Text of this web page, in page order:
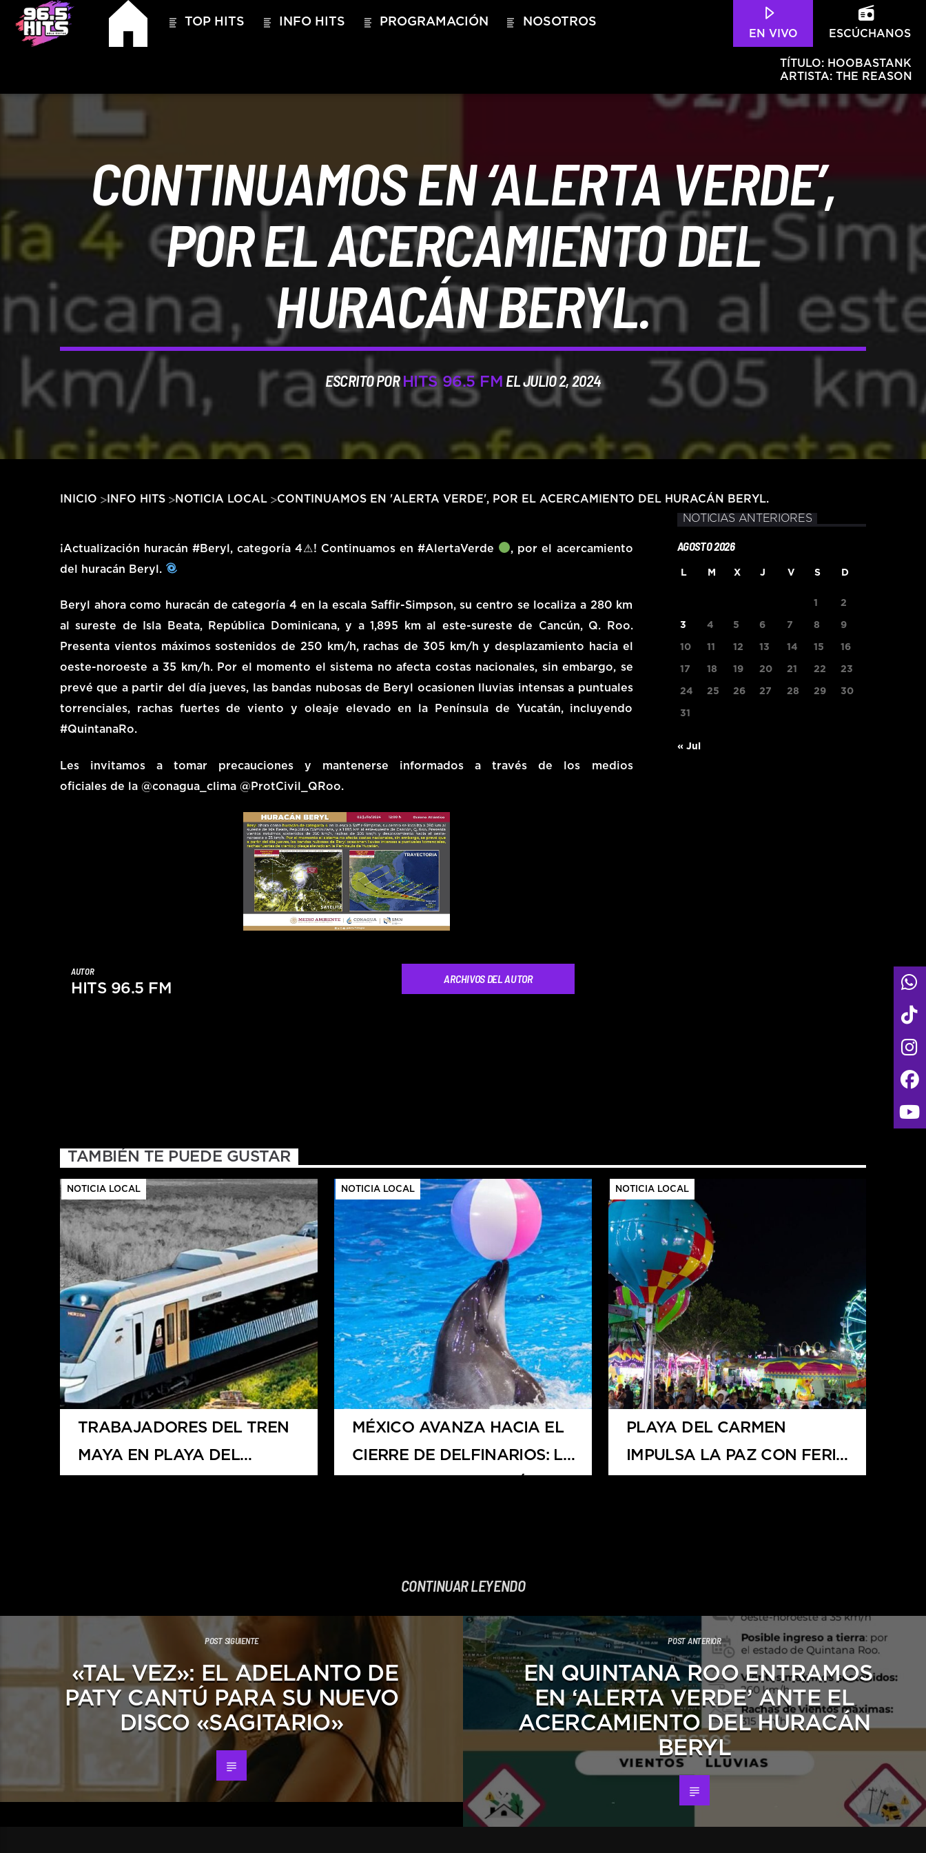
TOP HITS INFO HITS PROGRAMACIÓN NOSOTROS
ESCÚCHANOS
EN VIVO
TÍTULO: HOOBASTANK
ARTISTA: THE REASON
HITS – 96.5 FM
HITS
CONTINUAMOS EN ‘ALERTA VERDE’,
POR EL ACERCAMIENTO DEL
HURACÁN BERYL.
ESCRITO POR HITS 96.5 FM EL JULIO 2, 2024
INICIO INFO HITS NOTICIA LOCAL CONTINUAMOS EN 'ALERTA VERDE', POR EL ACERCAMIENTO DEL HURACÁN BERYL.
¡Actualización huracán #Beryl, categoría 4⚠! Continuamos en #AlertaVerde
, por el acercamiento
del huracán Beryl.
Beryl ahora como huracán de categoría 4 en la escala Saffir-Simpson, su centro se localiza a 280 km
al sureste de Isla Beata, República Dominicana, y a 1,895 km al este-sureste de Cancún, Q. Roo.
Presenta vientos máximos sostenidos de 250 km/h, rachas de 305 km/h y desplazamiento hacia el
oeste-noroeste a 35 km/h. Por el momento el sistema no afecta costas nacionales, sin embargo, se
prevé que a partir del día jueves, las bandas nubosas de Beryl ocasionen lluvias intensas a puntuales
torrenciales, rachas fuertes de viento y oleaje elevado en la Península de Yucatán, incluyendo
#QuintanaRo.
Les invitamos a tomar precauciones y mantenerse informados a través de los medios
oficiales de la @conagua_clima @ProtCivil_QRoo.
AUTOR
HITS 96.5 FM
ARCHIVOS DEL AUTOR
NOTICIAS ANTERIORES
AGOSTO 2026
L M X J V S D
1 2
3 4 5 6 7 8 9
10 11 12 13 14 15 16
17 18 19 20 21 22 23
24 25 26 27 28 29 30
31
« Jul
TAMBIÉN TE PUEDE GUSTAR
NOTICIA LOCAL
TRABAJADORES DEL TREN
MAYA EN PLAYA DEL
NOTICIA LOCAL
MÉXICO AVANZA HACIA EL
CIERRE DE DELFINARIOS: LA
NOTICIA LOCAL
PLAYA DEL CARMEN
IMPULSA LA PAZ CON FERIA
CONTINUAR LEYENDO
POST SIGUIENTE
«TAL VEZ»: EL ADELANTO DE
PATY CANTÚ PARA SU NUEVO
DISCO «SAGITARIO»
POST ANTERIOR
EN QUINTANA ROO ENTRAMOS
EN ‘ALERTA VERDE’ ANTE EL
ACERCAMIENTO DEL HURACÁN
BERYL